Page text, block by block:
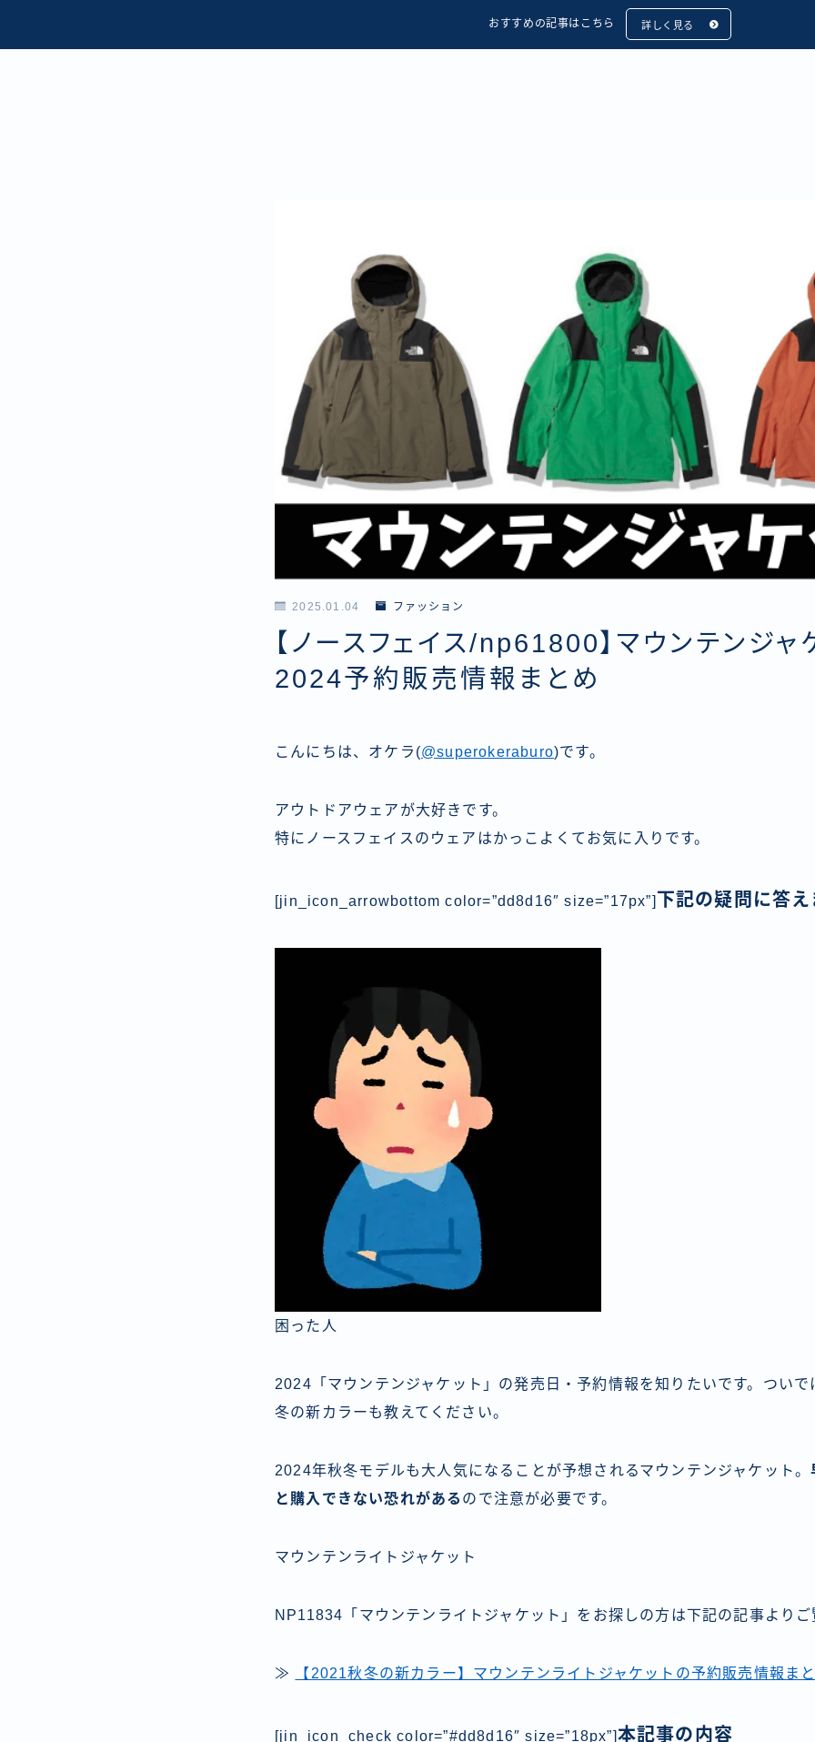
おすすめの記事はこちら 詳しく見る
2025.01.04 ファッション
【ノースフェイス/np61800】マウンテンジャ
2024予約販売情報まとめ
こんにちは、オケラ(@superokeraburo)です。
アウトドアウェアが大好きです。
特にノースフェイスのウェアはかっこよくてお気に入りです。
[jin_icon_arrowbottom color=”dd8d16″ size=”17px”] 下記の疑問に答え
困った人
2024「マウンテンジャケット」の発売日・予約情報を知りたいです。つい
冬の新カラーも教えてください。
2024年秋冬モデルも大人気になることが予想されるマウンテンジャケット。
と購入できない恐れがある ので注意が必要です。
マウンテンライトジャケット
NP11834「マウンテンライトジャケット」をお探しの方は下記の記事より
≫ 【2021秋冬の新カラー】マウンテンライトジャケットの予約販売情報ま
[jin_icon_check color=”#dd8d16″ size=”18px”]本記事の内容